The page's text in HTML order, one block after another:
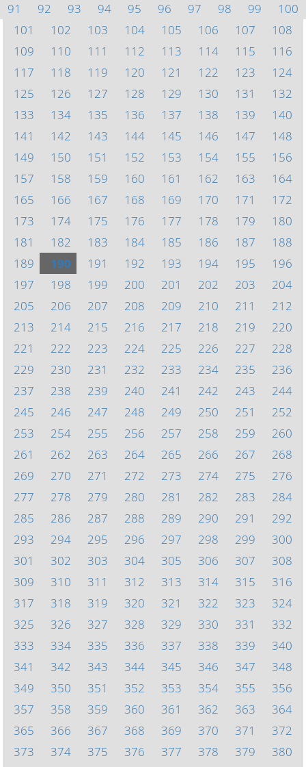
91
92 93 94 95 96 97 98 99
100
101
102 103 104 105 106 107
108
109
110 111 112 113 114 115
116
117
118 119 120 121 122 123
124
125
126 127 128 129 130 131
132
133
134 135 136 137 138 139
140
141
142 143 144 145 146 147
148
149
150 151 152 153 154 155
156
157
158 159 160 161 162 163
164
165
166 167 168 169 170 171
172
173
174 175 176 177 178 179
180
181
182 183 184 185 186 187
188
189
190 191 192 193 194 195
196
197
198 199 200 201 202 203
204
205
206 207 208 209 210 211
212
213
214 215 216 217 218 219
220
221
222 223 224 225 226 227
228
229
230 231 232 233 234 235
236
237
238 239 240 241 242 243
244
245
246 247 248 249 250 251
252
253
254 255 256 257 258 259
260
261
262 263 264 265 266 267
268
269
270 271 272 273 274 275
276
277
278 279 280 281 282 283
284
285
286 287 288 289 290 291
292
293
294 295 296 297 298 299
300
301
302 303 304 305 306 307
308
309
310 311 312 313 314 315
316
317
318 319 320 321 322 323
324
325
326 327 328 329 330 331
332
333
334 335 336 337 338 339
340
341
342 343 344 345 346 347
348
349
350 351 352 353 354 355
356
357
358 359 360 361 362 363
364
365
366 367 368 369 370 371
372
373
374 375 376 377 378 379
380